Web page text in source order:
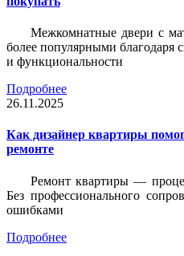
Межкомнатные двери с
более популярными благодаря
и функциональности
Подробнее
26.11.2025
Как дизайнер квартиры
ремонте
Ремонт квартиры —
Без профессионального
ошибками
Подробнее